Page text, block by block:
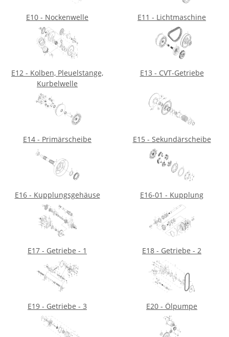
E10 - Nockenwelle E11 - Lichtmaschine
E12 - Kolben, Pleuelstange,
Kurbelwelle
E13 - CVT-Getriebe
E14 - Primärscheibe E15 - Sekundärscheibe
E16 - Kupplungsgehäuse E16-01 - Kupplung
E17 - Getriebe - 1 E18 - Getriebe - 2
E19 - Getriebe - 3 E20 - Ölpumpe